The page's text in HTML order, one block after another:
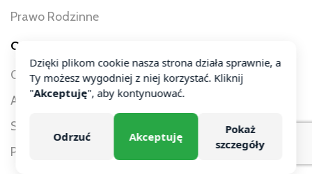
Dzięki plikom cookie nasza strona działa sprawnie, a
Ty możesz wygodniej z niej korzystać. Kliknij
"Akceptuję", aby kontynuować.
Odrzuć Akceptuję
Pokaż
szczegóły
Prawo Rodzinne
O nas
O nas
Aktualności
Studium przypadku
Pricing